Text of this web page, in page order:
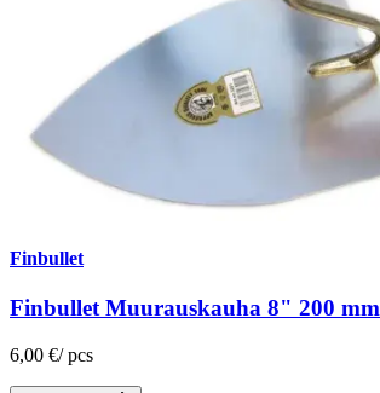
Finbullet
Finbullet Muurauskauha 8" 200 mm
6,00 €/ pcs